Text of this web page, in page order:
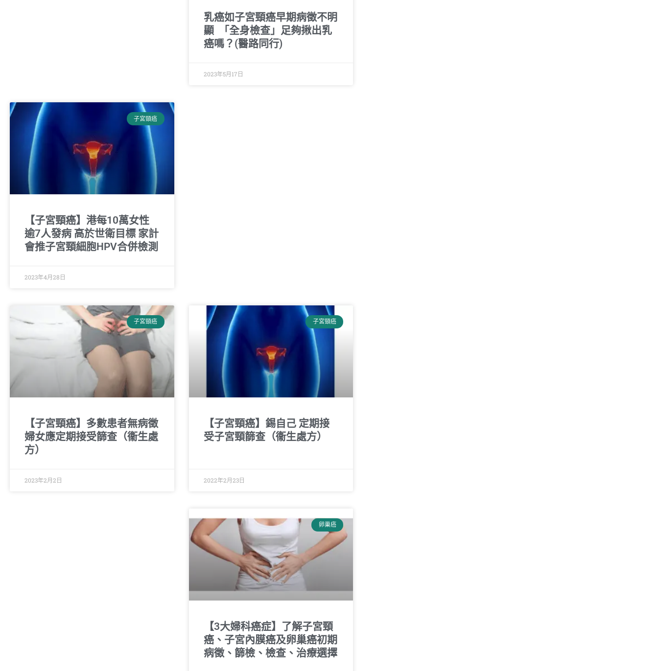
乳癌如子宮頸癌早期病徵不明
顯 「全身檢查」足夠揪出乳
癌嗎？(醫路同行)
2023年5月17日
子宮頸癌
【子宮頸癌】港每10萬女性
逾7人發病 高於世衛目標 家計
會推子宮頸細胞HPV合併檢測
2023年4月28日
子宮頸癌
【子宮頸癌】多數患者無病徵
婦女應定期接受篩查（衞生處
方）
2023年2月2日
子宮頸癌
【子宮頸癌】錫自己 定期接
受子宮頸篩查（衞生處方）
2022年2月23日
卵巢癌
【3大婦科癌症】了解子宮頸
癌、子宮內膜癌及卵巢癌初期
病徵、篩檢、檢查、治療選擇